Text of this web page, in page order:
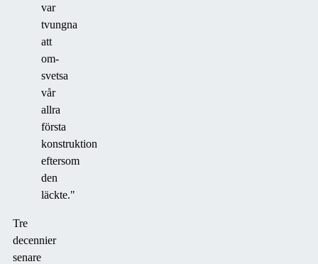
var
tvungna
att
om-
svetsa
vår
allra
första
konstruktion
eftersom
den
läckte."
Tre
decennier
senare